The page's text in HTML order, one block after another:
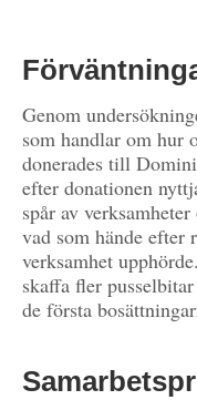
Genom
som handlar om hur
donerades till
efter donationen
spår av
vad som hände efter
verksamhet
skaffa fler
de första